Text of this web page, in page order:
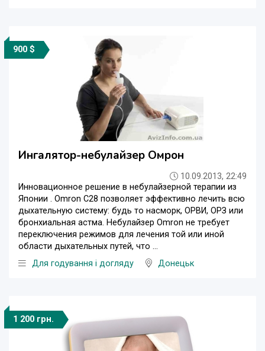
900 $
Ингалятор-небулайзер Омрон
10.09.2013, 22:49
Инновационное решение в небулайзерной терапии из
Японии . Omron C28 позволяет эффективно лечить всю
дыхательную систему: будь то насморк, ОРВИ, ОРЗ или
бронхиальная астма. Небулайзер Omron не требует
переключения режимов для лечения той или иной
области дыхательных путей, что ...
Для годування і догляду
Донецьк
1 200 грн.